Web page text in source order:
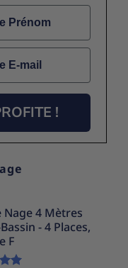
!
Nage 4 Mètres
- 4 Places,
F